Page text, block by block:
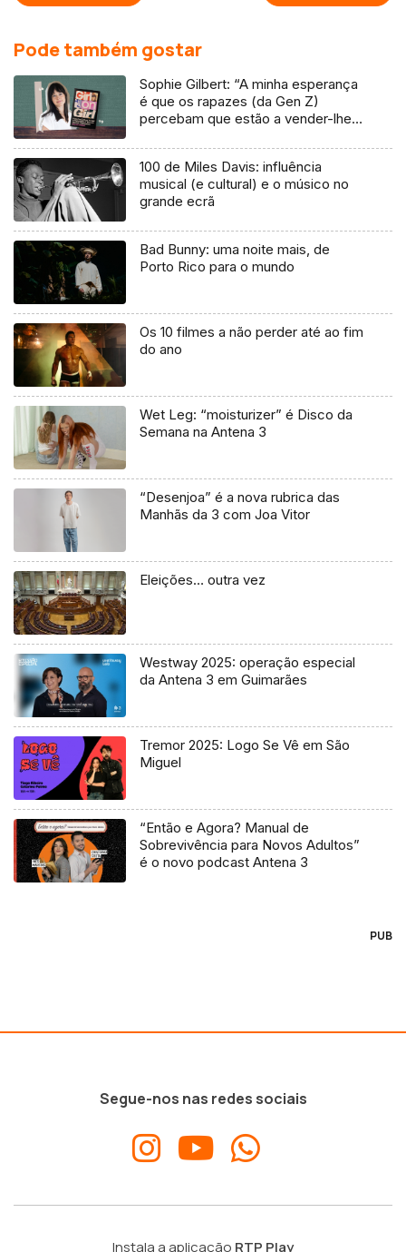
Pode também gostar
Sophie Gilbert: “A minha esperança
é que os rapazes (da Gen Z)
percebam que estão a vender-lhes
100 de Miles Davis: influência
musical (e cultural) e o músico no
grande ecrã
Bad Bunny: uma noite mais, de
Porto Rico para o mundo
Os 10 filmes a não perder até ao fim
do ano
Wet Leg: “moisturizer” é Disco da
Semana na Antena 3
“Desenjoa” é a nova rubrica das
Manhãs da 3 com Joa Vitor
Eleições… outra vez
Westway 2025: operação especial
da Antena 3 em Guimarães
Tremor 2025: Logo Se Vê em São
Miguel
“Então e Agora? Manual de
Sobrevivência para Novos Adultos”
é o novo podcast Antena 3
PUB
Segue-nos nas redes sociais
Instala a aplicação RTP Play